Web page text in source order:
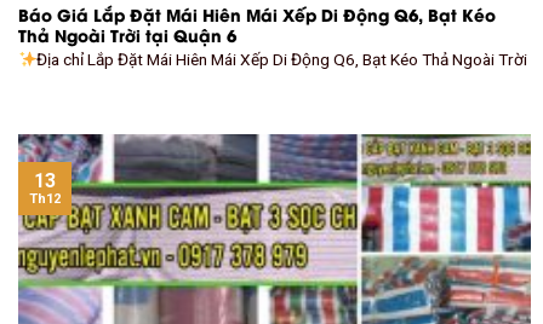
Báo Giá Lắp Đặt Mái Hiên Mái Xếp Di Động Q6, Bạt Kéo
Thả Ngoài Trời tại Quận 6
Địa chỉ Lắp Đặt Mái Hiên Mái Xếp Di Động Q6, Bạt Kéo Thả Ngoài Trời
13
Th12